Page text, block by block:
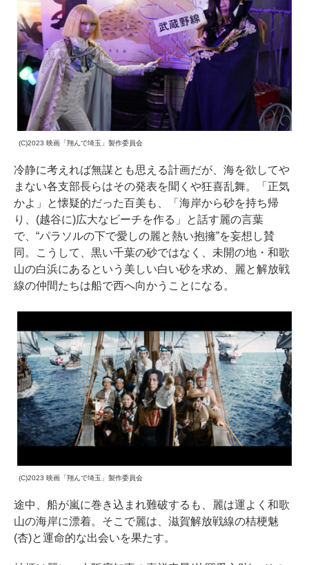
(C)2023 映画「翔んで埼玉」製作委員会
冷静に考えれば無謀とも思える計画だが、海を欲してや
まない各支部長らはその発表を聞くや狂喜乱舞。「正気
かよ」と懐疑的だった百美も、「海岸から砂を持ち帰
り、(越谷に)広大なビーチを作る」と話す麗の言葉
で、“パラソルの下で愛しの麗と熱い抱擁”を妄想し賛
同。こうして、黒い千葉の砂ではなく、未開の地・和歌
山の白浜にあるという美しい白い砂を求め、麗と解放戦
線の仲間たちは船で西へ向かうことになる。
(C)2023 映画「翔んで埼玉」製作委員会
途中、船が嵐に巻き込まれ難破するも、麗は運よく和歌
山の海岸に漂着。そこで麗は、滋賀解放戦線の桔梗魅
(杏)と運命的な出会いを果たす。